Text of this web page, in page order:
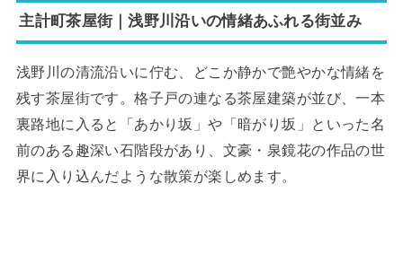
主計町茶屋街｜浅野川沿いの情緒あふれる街並み
浅野川の清流沿いに佇む、どこか静かで艶やかな情緒を
残す茶屋街です。格子戸の連なる茶屋建築が並び、一本
裏路地に入ると「あかり坂」や「暗がり坂」といった名
前のある趣深い石階段があり、文豪・泉鏡花の作品の世
界に入り込んだような散策が楽しめます。